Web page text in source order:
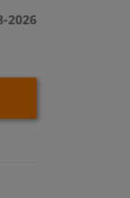
2026